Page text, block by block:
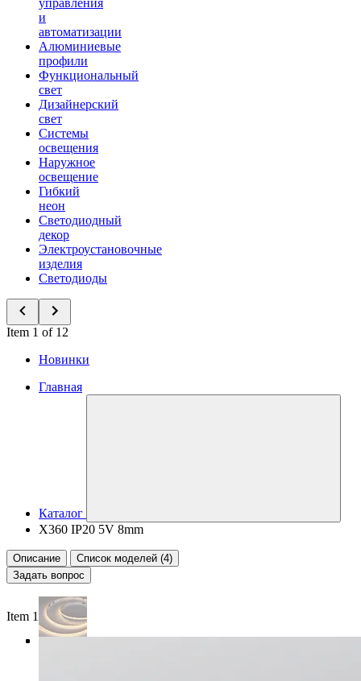
управления
и
автоматизации
Алюминиевые
профили
Функциональный
свет
Дизайнерский
свет
Системы
освещения
Наружное
освещение
Гибкий
неон
Светодиодный
декор
Электроустановочные
изделия
Светодиоды
Item 1 of 12
Новинки
Главная
Каталог
X360 IP20 5V 8mm
Описание
Список моделей (4)
Задать вопрос
Item 1 of 4